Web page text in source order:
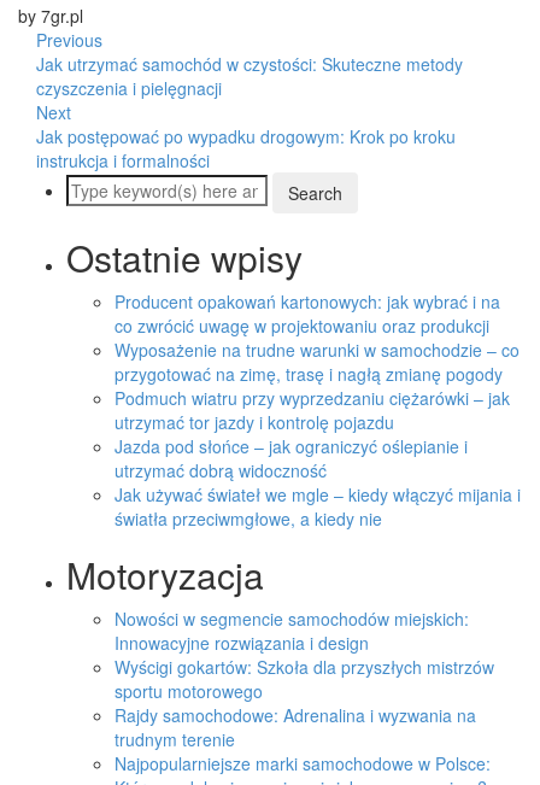
by 7gr.pl
Previous
Jak utrzymać samochód w czystości: Skuteczne metody
czyszczenia i pielęgnacji
Next
Jak postępować po wypadku drogowym: Krok po kroku
instrukcja i formalności
Ostatnie wpisy
Producent opakowań kartonowych: jak wybrać i na
co zwrócić uwagę w projektowaniu oraz produkcji
Wyposażenie na trudne warunki w samochodzie – co
przygotować na zimę, trasę i nagłą zmianę pogody
Podmuch wiatru przy wyprzedzaniu ciężarówki – jak
utrzymać tor jazdy i kontrolę pojazdu
Jazda pod słońce – jak ograniczyć oślepianie i
utrzymać dobrą widoczność
Jak używać świateł we mgle – kiedy włączyć mijania i
światła przeciwmgłowe, a kiedy nie
Motoryzacja
Nowości w segmencie samochodów miejskich:
Innowacyjne rozwiązania i design
Wyścigi gokartów: Szkoła dla przyszłych mistrzów
sportu motorowego
Rajdy samochodowe: Adrenalina i wyzwania na
trudnym terenie
Najpopularniejsze marki samochodowe w Polsce: